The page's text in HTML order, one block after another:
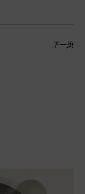
下一页